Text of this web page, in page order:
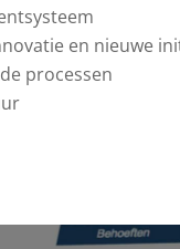
en nieuwe
processen